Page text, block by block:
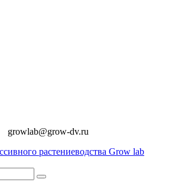
growlab@grow-dv.ru